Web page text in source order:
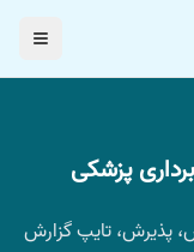
پزشکی
پذیرش، تایپ گزارش